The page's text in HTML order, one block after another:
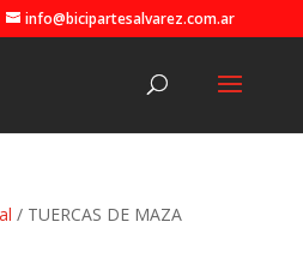
info@bicipartesalvarez.com.ar
/ TUERCAS DE MAZA